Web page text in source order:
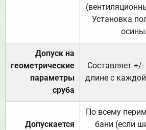
Установка
осины.
Допуск на
геометрические
параметры
сруба
Составляет
длине с
Допускается
По всему
бани (если